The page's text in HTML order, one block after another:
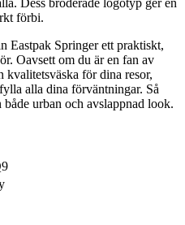
förbi.
Eastpak Springer ett praktiskt,
Oavsett om du är en fan av
kvalitetsväska för dina resor,
alla dina förväntningar. Så
urban och avslappnad look.